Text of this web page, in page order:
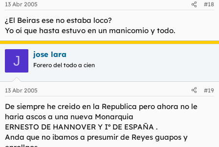
13 Abr 2005 #18
¿El Beiras ese no estaba loco?
Yo oí que hasta estuvo en un manicomio y todo.
J jose lara
Forero del todo a cien
13 Abr 2005 #19
De siempre he creido en la Republica pero ahora no le
haria ascos a una nueva Monarquia
ERNESTO DE HANNOVER Y Iº DE ESPAÑA .
Anda que no ibamos a presumir de Reyes guapos y